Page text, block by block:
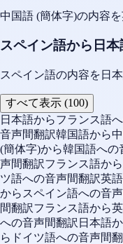
中国語 (簡体字)の内容
スペイン語から日
スペイン語の内容を日
すべて表示 (100)
日本語からフランス語
音声間翻訳韓国語から
(簡体字)から韓国語への
声間翻訳フランス語か
ツ語への音声間翻訳英
からスペイン語への音
間翻訳フランス語から
への音声間翻訳 日本語
らドイツ語への音声間